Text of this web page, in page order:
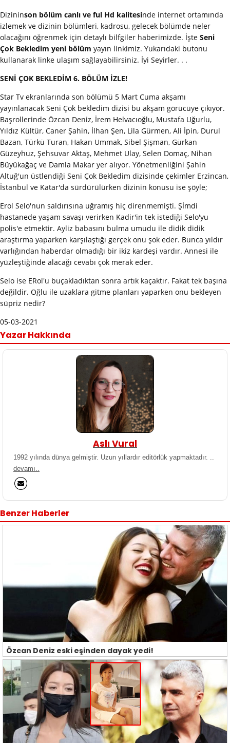
Dizininson bölüm canlı ve ful Hd kalitesinde internet ortamında
izlemek ve dizinin bölümleri, kadrosu, gelecek bölümde neler
olacağını öğrenmek için detaylı bilfgiler haberimizde. İşte Seni
Çok Bekledim yeni bölüm yayın linkimiz. Yukarıdaki butonu
kullanarak linke ulaşım sağlayabilirsiniz. İyi Seyirler. . .
SENİ ÇOK BEKLEDİM 6. BÖLÜM İZLE!
Star Tv ekranlarında son bölümü 5 Mart Cuma akşamı
yayınlanacak Seni Çok bekledim dizisi bu akşam görücüye çıkıyor.
Başrollerinde Özcan Deniz, İrem Helvacıoğlu, Mustafa Uğurlu,
Yıldız Kültür, Caner Şahin, İlhan Şen, Lila Gürmen, Ali İpin, Durul
Bazan, Türkü Turan, Hakan Ummak, Sibel Şişman, Gürkan
Güzeyhuz, Şehsuvar Aktaş, Mehmet Ulay, Selen Domaç, Nihan
Büyükağaç ve Damla Makar yer alıyor. Yönetmenliğini Şahin
Altuğ'un üstlendiği Seni Çok Bekledim dizisinde çekimler Erzincan,
İstanbul ve Katar'da sürdürülürken dizinin konusu ise şöyle;
Erol Selo'nun saldırısına uğramış hiç direnmemişti. Şİmdi
hastanede yaşam savaşı verirken Kadir'in tek istediği Selo'yu
polis'e etmektir. Ayliz babasını bulma umudu ile didik didik
araştırma yaparken karşılaştığı gerçek onu şok eder. Bunca yıldır
varlığından haberdar olmadığı bir ikiz kardeşi vardır. Annesi ile
yüzleştiğinde alacağı cevabı çok merak eder.
Selo ise ERol'u buçakladıktan sonra artık kaçaktır. Fakat tek başına
değildir. Oğlu ile uzaklara gitme planları yaparken onu bekleyen
süpriz nedir?
05-03-2021
Yazar Hakkında
Aslı Vural
1992 yılında dünya gelmiştir. Uzun yıllardır editörlük yapmaktadır. ..
devamı..
Benzer Haberler
Özcan Deniz eski eşinden dayak yedi!